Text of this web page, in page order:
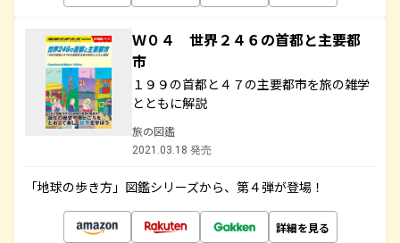
Ｗ０４ 世界２４６の首都と主要都
市
１９９の首都と４７の主要都市を旅の雑学
とともに解説
旅の図鑑
2021.03.18 発売
「地球の歩き方」図鑑シリーズから、第４弾が登場！
詳細を見る